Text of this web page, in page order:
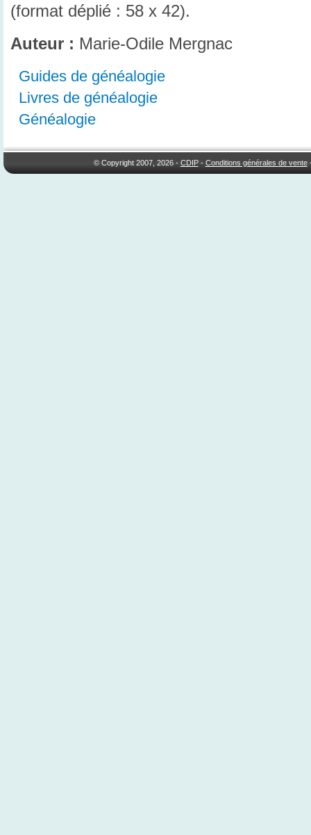
(format déplié : 58 x 42).
Auteur : Marie-Odile Mergnac
Guides de généalogie
Livres de généalogie
Généalogie
© Copyright 2007, 2026 - CDIP- Conditions générales de vente